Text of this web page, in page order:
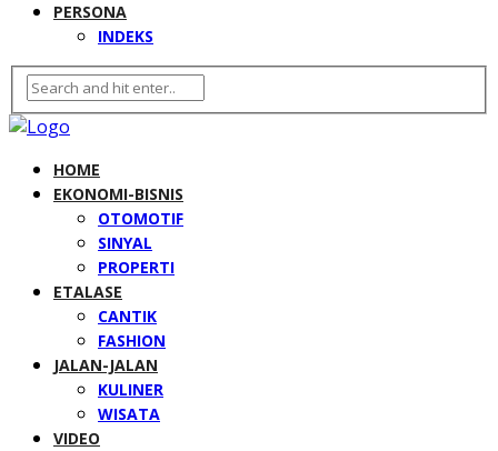
PERSONA
INDEKS
HOME
EKONOMI-BISNIS
OTOMOTIF
SINYAL
PROPERTI
ETALASE
CANTIK
FASHION
JALAN-JALAN
KULINER
WISATA
VIDEO